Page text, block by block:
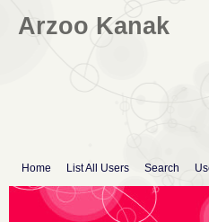
Arzoo Kanak
Home List All Users Search